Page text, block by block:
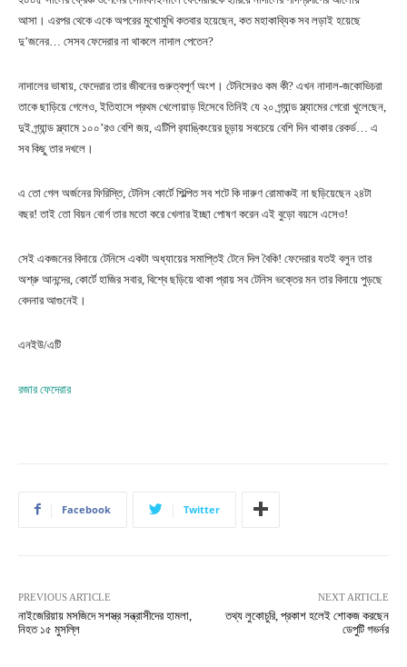
আসা। এরপর থেকে একে অপরের মুখোমুখি কতবার হয়েছেন, কত মহাকাব্যিক সব লড়াই হয়েছে
দু’জনের… সেসব ফেদেরার না থাকলে নাদাল পেতেন?
নাদালের ভাষায়, ফেদেরার তার জীবনের গুরুত্বপূর্ণ অংশ। টেনিসেরও কম কী? এখন নাদাল-জকোভিচরা
তাকে ছাড়িয়ে গেলেও, ইতিহাসে প্রথম খেলোয়াড় হিসেবে তিনিই যে ২০ গ্র্যান্ড স্ল্যামের গেরো খুলেছেন,
দুই গ্র্যান্ড স্ল্যামে ১০০’রও বেশি জয়, এটিপি র‍্যাঙ্কিংয়ের চূড়ায় সবচেয়ে বেশি দিন থাকার রেকর্ড… এ
সব কিছু তার দখলে।
এ তো গেল অর্জনের ফিরিস্তি, টেনিস কোর্টে শিল্পিত সব শটে কি দারুণ রোমাঞ্চই না ছড়িয়েছেন ২৪টা
বছর! তাই তো বিয়ন বোর্গ তার মতো করে খেলার ইচ্ছা পোষণ করেন এই বুড়ো বয়সে এসেও!
সেই একজনের বিদায়ে টেনিসে একটা অধ্যায়ের সমাপ্তিই টেনে দিল বৈকি! ফেদেরার যতই বলুন তার
অশ্রু আনন্দের, কোর্টে হাজির সবার, বিশ্বে ছড়িয়ে থাকা প্রায় সব টেনিস ভক্তের মন তার বিদায়ে পুড়ছে
বেদনার আগুনেই।
এনইউ/এটি
রজার ফেদেরার
Facebook Twitter
PREVIOUS ARTICLE
নাইজেরিয়ায় মসজিদে সশস্ত্র সন্ত্রাসীদের হামলা,
নিহত ১৫ মুসল্লি
NEXT ARTICLE
তথ্য লুকোচুরি, প্রকাশ হলেই শোকজ করছেন
ডেপুটি গভর্নর